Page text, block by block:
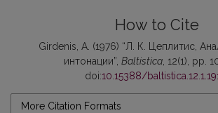
How to Cite
Girdenis, A. (1976) “Л. К. Цеплитис,
интонации”, Baltistica , 12(1), pp.
doi:10.15388/
More Citation Formats